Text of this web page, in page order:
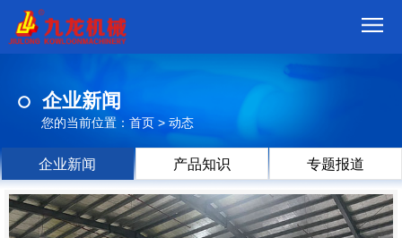
品
视
频
现
企业新闻
您的当前位置： 首页 > 动态
企业新闻 产品知识 专题报道